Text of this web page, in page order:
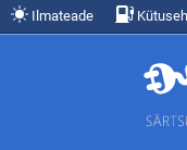
Ilmateade